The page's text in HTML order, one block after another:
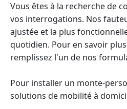
Vous êtes à la recherche de
vos interrogations. Nos
ajustée et la plus
quotidien. Pour en savoir
remplissez l'un de nos
Pour installer un monte-
solutions de mobilité à